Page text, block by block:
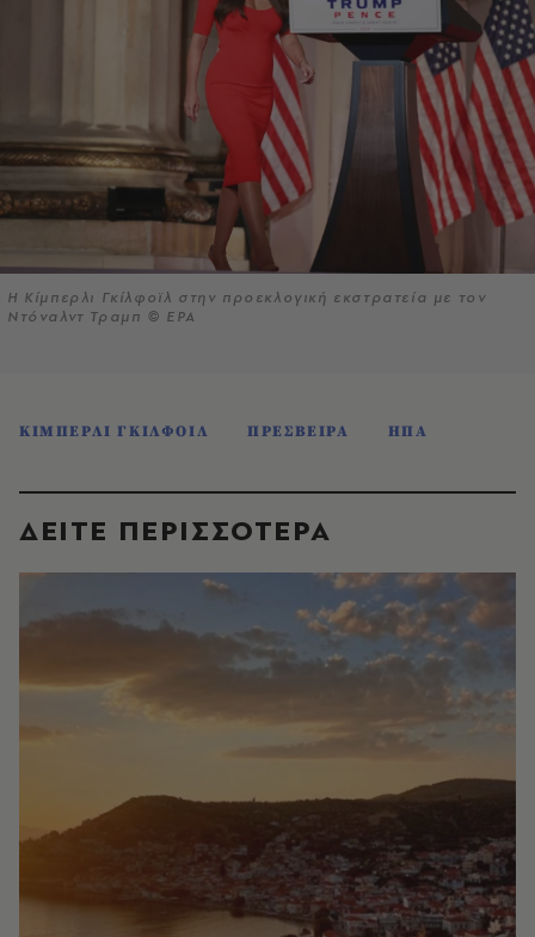
Η Κίμπερλι Γκίλφοϊλ στην προεκλογική εκστρατεία με τον
Ντόναλντ Τραμπ © EPA
ΚΙΜΠΕΡΛΙ ΓΚΙΛΦΟΙΛ ΠΡΕΣΒΕΙΡΑ ΗΠΑ
ΔΕΙΤΕ ΠΕΡΙΣΣΟΤΕΡΑ